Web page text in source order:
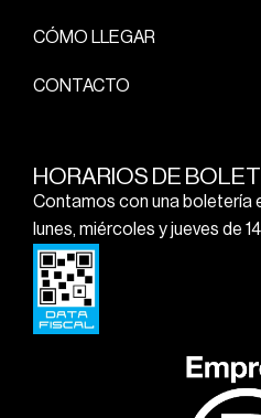
CÓMO LLEGAR
CONTACTO
HORARIOS DE
Contamos con una boletería
lunes, miércoles y jueves de 14